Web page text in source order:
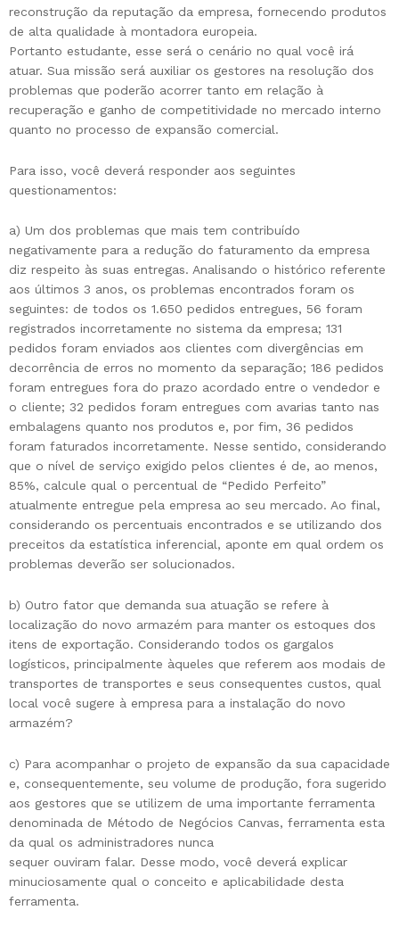
reconstrução da reputação da empresa, fornecendo produtos
de alta qualidade à montadora europeia.
Portanto estudante, esse será o cenário no qual você irá
atuar. Sua missão será auxiliar os gestores na resolução dos
problemas que poderão acorrer tanto em relação à
recuperação e ganho de competitividade no mercado interno
quanto no processo de expansão comercial.
Para isso, você deverá responder aos seguintes
questionamentos:
a) Um dos problemas que mais tem contribuído
negativamente para a redução do faturamento da empresa
diz respeito às suas entregas. Analisando o histórico referente
aos últimos 3 anos, os problemas encontrados foram os
seguintes: de todos os 1.650 pedidos entregues, 56 foram
registrados incorretamente no sistema da empresa; 131
pedidos foram enviados aos clientes com divergências em
decorrência de erros no momento da separação; 186 pedidos
foram entregues fora do prazo acordado entre o vendedor e
o cliente; 32 pedidos foram entregues com avarias tanto nas
embalagens quanto nos produtos e, por fim, 36 pedidos
foram faturados incorretamente. Nesse sentido, considerando
que o nível de serviço exigido pelos clientes é de, ao menos,
85%, calcule qual o percentual de “Pedido Perfeito”
atualmente entregue pela empresa ao seu mercado. Ao final,
considerando os percentuais encontrados e se utilizando dos
preceitos da estatística inferencial, aponte em qual ordem os
problemas deverão ser solucionados.
b) Outro fator que demanda sua atuação se refere à
localização do novo armazém para manter os estoques dos
itens de exportação. Considerando todos os gargalos
logísticos, principalmente àqueles que referem aos modais de
transportes de transportes e seus consequentes custos, qual
local você sugere à empresa para a instalação do novo
armazém?
c) Para acompanhar o projeto de expansão da sua capacidade
e, consequentemente, seu volume de produção, fora sugerido
aos gestores que se utilizem de uma importante ferramenta
denominada de Método de Negócios Canvas, ferramenta esta
da qual os administradores nunca
sequer ouviram falar. Desse modo, você deverá explicar
minuciosamente qual o conceito e aplicabilidade desta
ferramenta.